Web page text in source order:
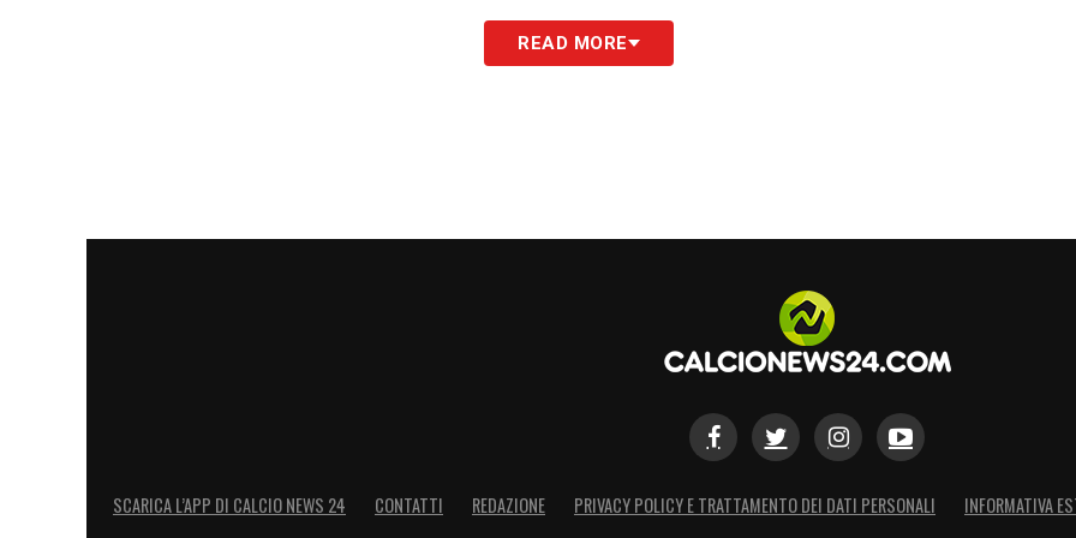
READ MORE
SCARICA L’APP DI CALCIO NEWS 24 CONTATTI REDAZIONE PRIVACY POLICY E TRATTAMENTO DEI DATI PERSONALI INFORMATIVA